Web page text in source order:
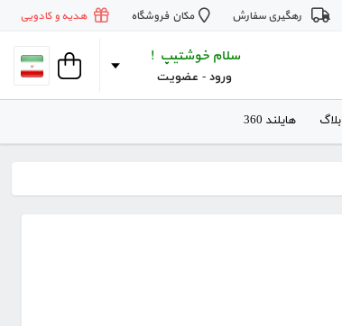
رهگیری سفارش مکان فروشگاه هدیه و کادویی
سلام خوشتیپ !
ورود - عضویت
بلاگ هایلند 360